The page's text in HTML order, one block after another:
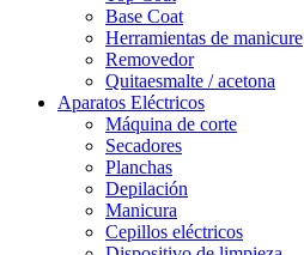
Base Coat
Herramientas de manicure
Removedor
Quitaesmalte / acetona
Aparatos Eléctricos
Máquina de corte
Secadores
Planchas
Depilación
Manicura
Cepillos eléctricos